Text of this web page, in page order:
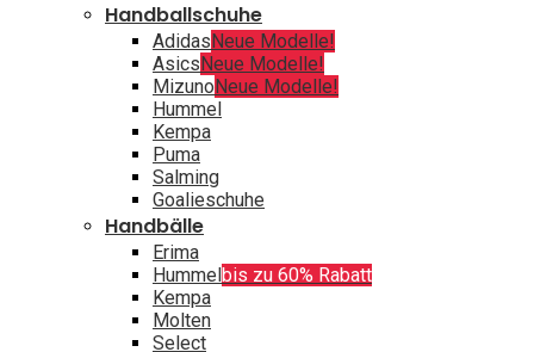
Handballschuhe
AdidasNeue Modelle!
AsicsNeue Modelle!
MizunoNeue Modelle!
Hummel
Kempa
Puma
Salming
Goalieschuhe
Handbälle
Erima
Hummelbis zu 60% Rabatt
Kempa
Molten
Select